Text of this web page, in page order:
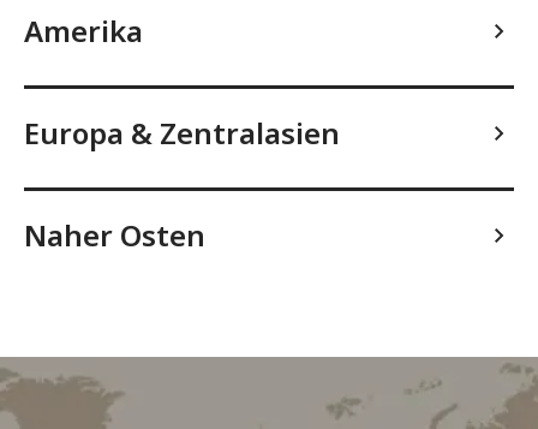
Amerika
Europa & Zentralasien
Naher Osten